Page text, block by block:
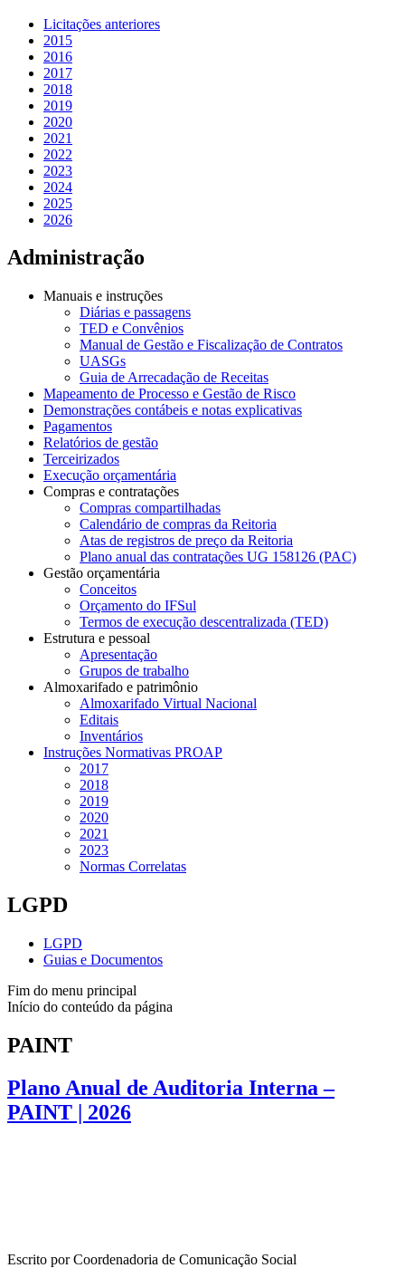
Licitações anteriores
2015
2016
2017
2018
2019
2020
2021
2022
2023
2024
2025
2026
Administração
Manuais e instruções
Diárias e passagens
TED e Convênios
Manual de Gestão e Fiscalização de Contratos
UASGs
Guia de Arrecadação de Receitas
Mapeamento de Processo e Gestão de Risco
Demonstrações contábeis e notas explicativas
Pagamentos
Relatórios de gestão
Terceirizados
Execução orçamentária
Compras e contratações
Compras compartilhadas
Calendário de compras da Reitoria
Atas de registros de preço da Reitoria
Plano anual das contratações UG 158126 (PAC)
Gestão orçamentária
Conceitos
Orçamento do IFSul
Termos de execução descentralizada (TED)
Estrutura e pessoal
Apresentação
Grupos de trabalho
Almoxarifado e patrimônio
Almoxarifado Virtual Nacional
Editais
Inventários
Instruções Normativas PROAP
2017
2018
2019
2020
2021
2023
Normas Correlatas
LGPD
LGPD
Guias e Documentos
Fim do menu principal
Início do conteúdo da página
PAINT
Plano Anual de Auditoria Interna –
PAINT | 2026
Escrito por Coordenadoria de Comunicação Social